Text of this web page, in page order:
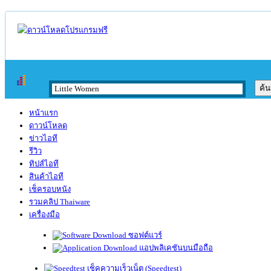
หน้าแรก
ดาวน์โหลด
ข่าวไอที
รีวิว
ทิปส์ไอที
สินค้าไอที
เช็ครอบหนัง
รวมคลิป Thaiware
เครื่องมือ
ซอฟต์แวร์
แอปพลิเคชันบนมือถือ
เช็คความเร็วเน็ต (Speedtest)